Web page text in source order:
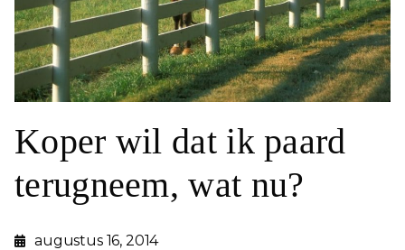
Koper wil dat ik paard
terugneem, wat nu?
augustus 16, 2014